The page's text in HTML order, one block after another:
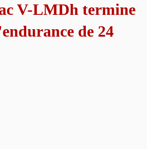
V-LMDh termine
de 24